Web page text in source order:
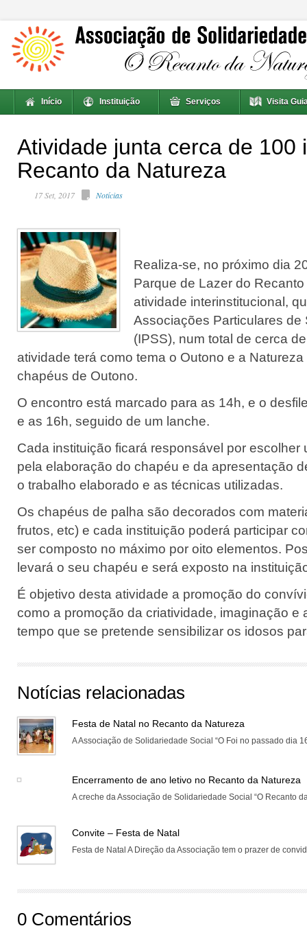
Início Instituição Serviços Visita
Atividade junta cerca de 100
Recanto da Natureza
17 Set, 2017 Notícias
Realiza-se, no próximo dia
Parque de Lazer do
atividade interinstitucional,
Associações Particulares de
(IPSS), num total de cerca
atividade terá como tema o Outono e a
chapéus de Outono.
O encontro está marcado para as 14h, e o
e as 16h, seguido de um lanche.
Cada instituição ficará responsável por escolher
pela elaboração do chapéu e da apresentação
o trabalho elaborado e as técnicas utilizadas.
Os chapéus de palha são decorados com
frutos, etc) e cada instituição poderá participar
ser composto no máximo por oito elementos.
levará o seu chapéu e será exposto na
É objetivo desta atividade a promoção do
como a promoção da criatividade, imaginação e
tempo que se pretende sensibilizar os idosos
Notícias relacionadas
Festa de Natal no Recanto da Natureza
A Associação de Solidariedade Social “O Foi no passado dia
Encerramento de ano letivo no Recanto da Natureza
A creche da Associação de Solidariedade Social “O Recanto
Convite – Festa de Natal
Festa de Natal A Direção da Associação tem o prazer de
0 Comentários